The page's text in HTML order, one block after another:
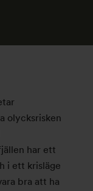
olycksrisken
har ett
i ett krisläge
bra att ha